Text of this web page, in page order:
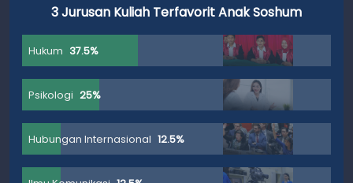
3 Jurusan Kuliah Terfavorit Anak Soshum
Hukum 37.5%
Psikologi 25%
Hubungan Internasional 12.5%